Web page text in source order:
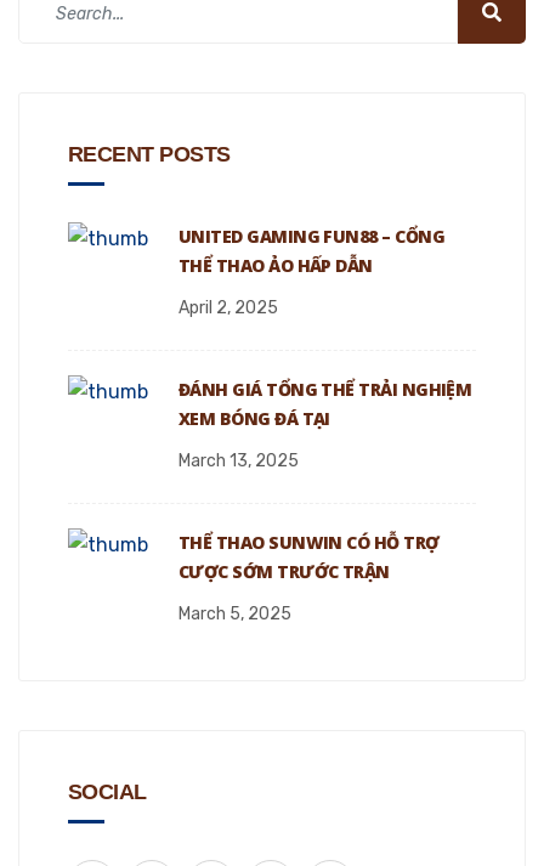
RECENT POSTS
UNITED GAMING FUN88 – CỔNG
THỂ THAO ẢO HẤP DẪN
April 2, 2025
ĐÁNH GIÁ TỔNG THỂ TRẢI NGHIỆM
XEM BÓNG ĐÁ TẠI
March 13, 2025
THỂ THAO SUNWIN CÓ HỖ TRỢ
CƯỢC SỚM TRƯỚC TRẬN
March 5, 2025
SOCIAL